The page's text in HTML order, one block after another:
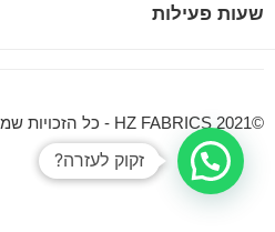
שעות פעילות
©HZ FABRICS 2021 - כל הזכויות שמורות | Powered by Zets-Tech
זקוק לעזרה?